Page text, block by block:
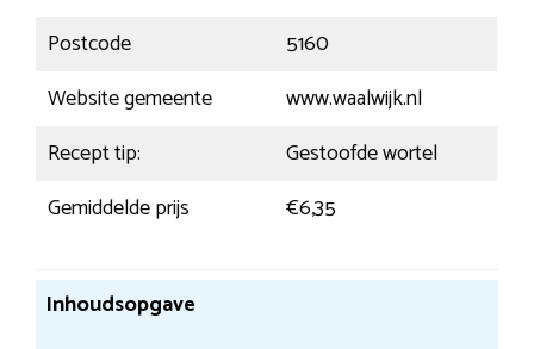
Postcode
5160
Website gemeente
www.waalwijk.nl
Recept tip:
Gestoofde wortel
Gemiddelde prijs
€6,35
Inhoudsopgave